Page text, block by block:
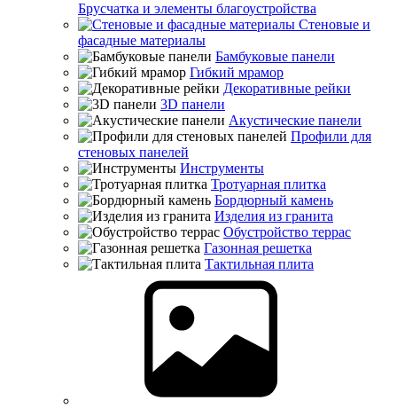
Брусчатка и элементы благоустройства
Стеновые и
фасадные материалы
Бамбуковые панели
Гибкий мрамор
Декоративные рейки
3D панели
Акустические панели
Профили для
стеновых панелей
Инструменты
Тротуарная плитка
Бордюрный камень
Изделия из гранита
Обустройство террас
Газонная решетка
Тактильная плита